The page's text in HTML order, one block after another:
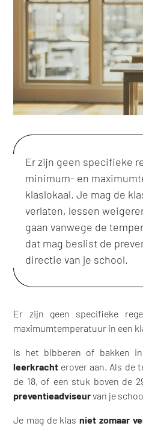
Er zijn geen specifieke
minimum- en
klaslokaal. Je mag de
verlaten, lessen
gaan vanwege de
dat mag beslist de
directie van je school.
Er zijn geen specifieke
maximumtemperatuur in een
Is het bibberen of bakken
leerkracht erover aan. Als de
de 18, of een stuk boven de
preventieadviseurvan je
Je mag de klasniet zomaar